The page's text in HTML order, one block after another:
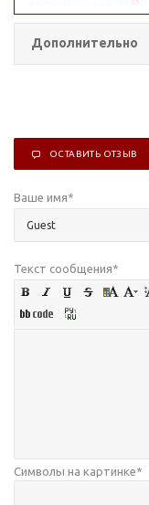
Дополнительно
ОСТАВИТЬ ОТЗЫВ
Ваше имя*
Текст сообщения*
Символы на картинке*